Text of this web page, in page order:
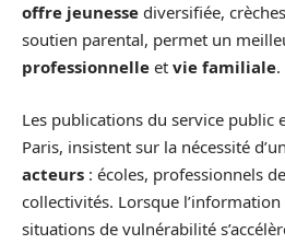
offre jeunesse diversifiée,
soutien parental, permet un
professionnelle et vie familiale.
Les publications du service public
Paris, insistent sur la nécessité
acteurs : écoles, professionnels
collectivités. Lorsque
situations de vulnérabilité